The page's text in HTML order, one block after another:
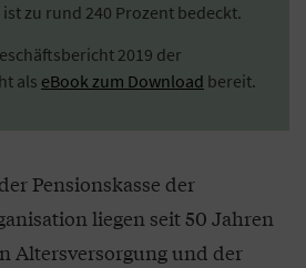
zu rund 240 Prozent bedeckt.
2019 der
als eBook zum Download bereit.
Pensionskasse der
liegen seit 50 Jahren
Altersversorgung und der